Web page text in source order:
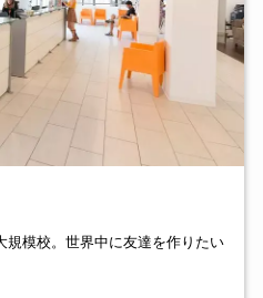
規模校。世界中に友達を作りたい